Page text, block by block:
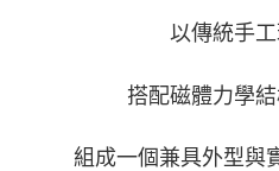
以傳統手
搭配磁體力學
組成一個兼具外型與